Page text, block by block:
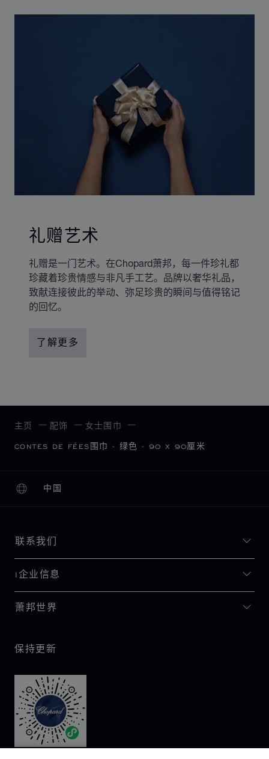
礼赠艺术
礼赠是一门艺术。在Chopard萧邦，每一件珍礼都
珍藏着珍贵情感与非凡手工艺。品牌以奢华礼品，
致献连接彼此的举动、弥足珍贵的瞬间与值得铭记
的回忆。
了解更多
主页 配饰 女士围巾
CONTES DE FÉES围巾 - 绿色 - 90 X 90厘米
中国
本地化（更改国家/地区）
更改国家/地区
联系我们
I企业信息
萧邦世界
保持更新